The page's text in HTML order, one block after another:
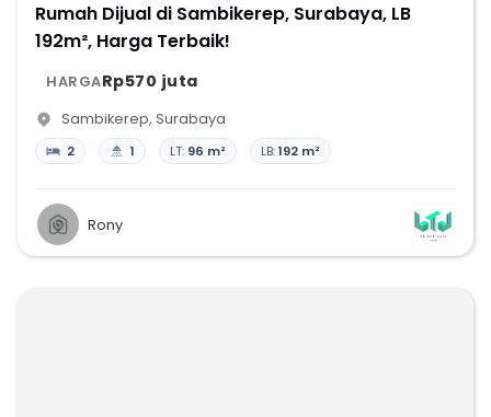
Rumah Dijual di Sambikerep, Surabaya, LB
192m², Harga Terbaik!
HARGARp570 juta
Sambikerep, Surabaya
2 1 LT: 96 m² LB:192 m²
Rony